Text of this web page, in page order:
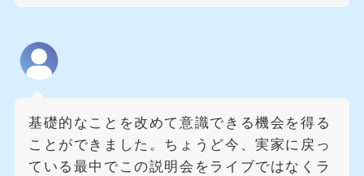
基礎的なことを改めて意識できる機会を得る
ことができました。ちょうど今、実家に戻っ
ている最中でこの説明会をライブではなくラ